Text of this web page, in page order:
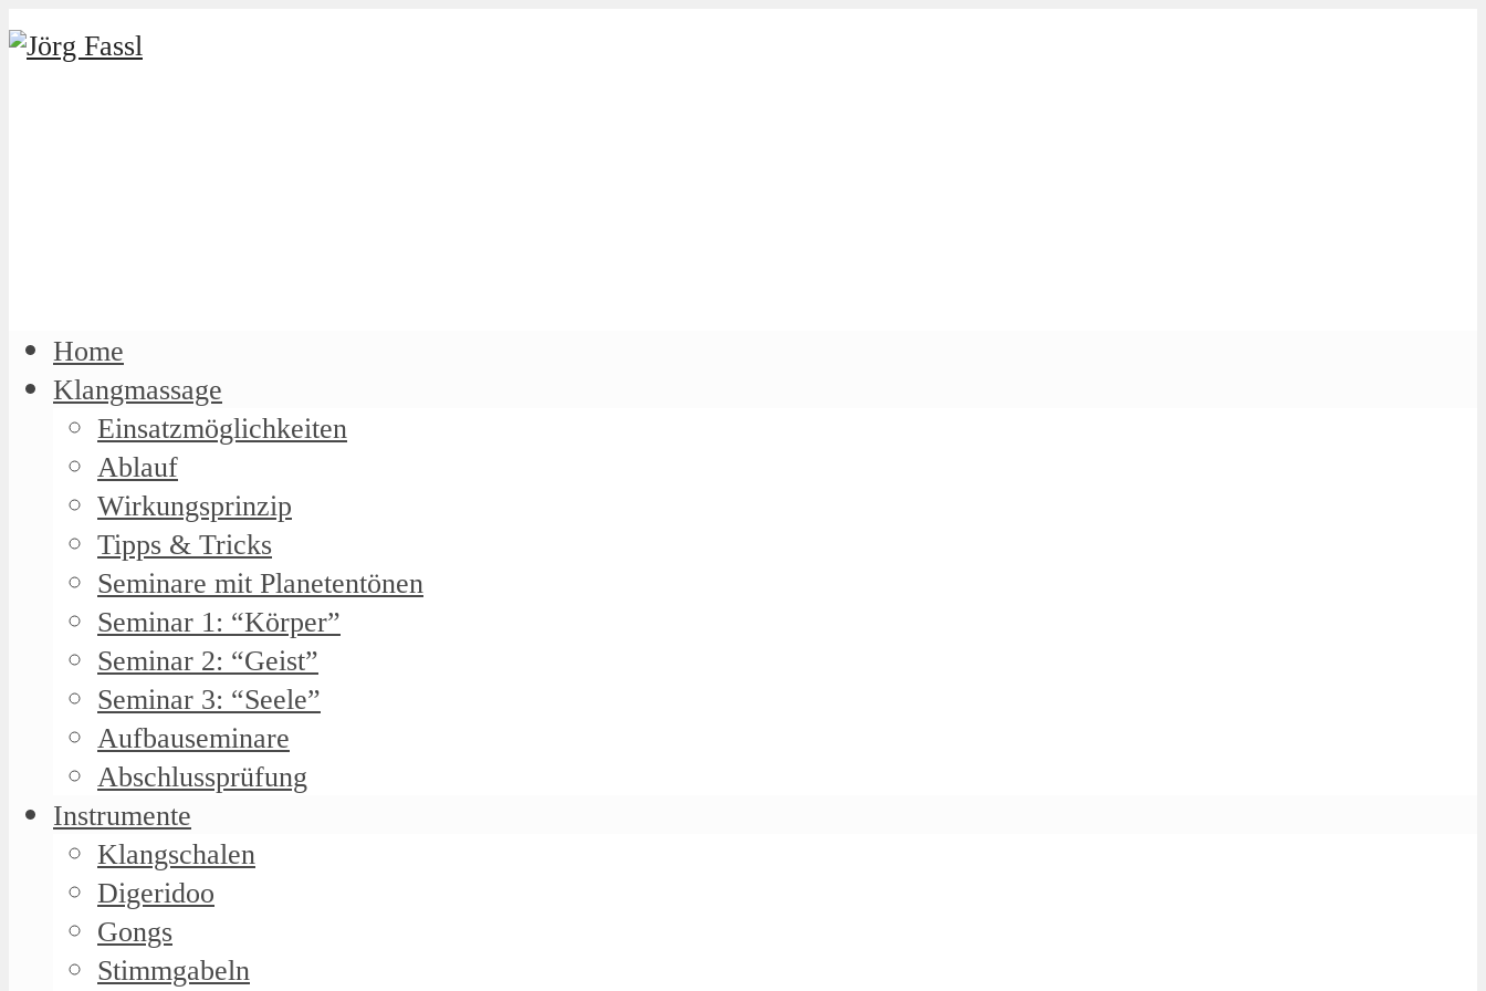
Home
Klangmassage
Einsatzmöglichkeiten
Ablauf
Wirkungsprinzip
Tipps & Tricks
Seminare mit Planetentönen
Seminar 1: “Körper”
Seminar 2: “Geist”
Seminar 3: “Seele”
Aufbauseminare
Abschlussprüfung
Instrumente
Klangschalen
Digeridoo
Gongs
Stimmgabeln